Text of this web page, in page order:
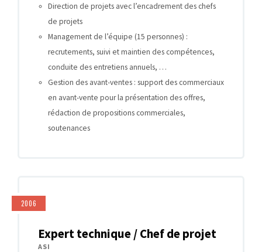
Direction de projets avec l’encadrement des chefs
de projets
Management de l’équipe (15 personnes) :
recrutements, suivi et maintien des compétences,
conduite des entretiens annuels, …
Gestion des avant-ventes : support des commerciaux
en avant-vente pour la présentation des offres,
rédaction de propositions commerciales,
soutenances
2006
Expert technique / Chef de projet
ASI